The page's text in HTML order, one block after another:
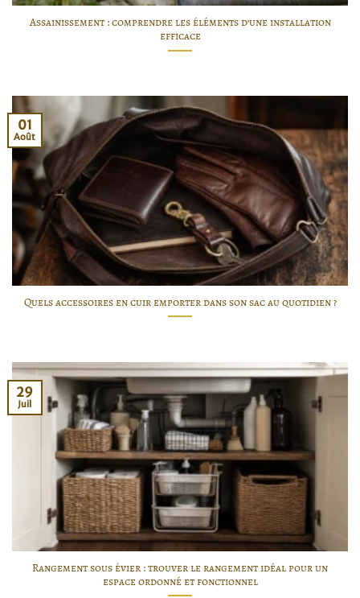
Assainissement : comprendre les éléments d’une installation
efficace
Quels accessoires en cuir emporter dans son sac au quotidien ?
01
Août
Rangement sous évier : trouver le rangement idéal pour un
espace ordonné et fonctionnel
29
Juil